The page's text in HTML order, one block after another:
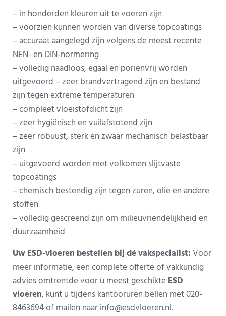
– in honderden kleuren uit te voeren zijn
– voorzien kunnen worden van diverse topcoatings
– accuraat aangelegd zijn volgens de meest recente
NEN- en DIN-normering
– volledig naadloos, egaal en poriënvrij worden
uitgevoerd – zeer brandvertragend zijn en bestand
zijn tegen extreme temperaturen
– compleet vloeistofdicht zijn
– zeer hygiënisch en vuilafstotend zijn
– zeer robuust, sterk en zwaar mechanisch belastbaar
zijn
– uitgevoerd worden met volkomen slijtvaste
topcoatings
– chemisch bestendig zijn tegen zuren, olie en andere
stoffen
– volledig gescreend zijn om milieuvriendelijkheid en
duurzaamheid
Uw ESD-vloeren bestellen bij dé vakspecialist:Voor
meer informatie, een complete offerte of vakkundig
advies omtrentde voor u meest geschikte ESD
vloeren, kunt u tijdens kantooruren bellen met 020-
8463694 of mailen naarinfo@esdvloeren.nl.